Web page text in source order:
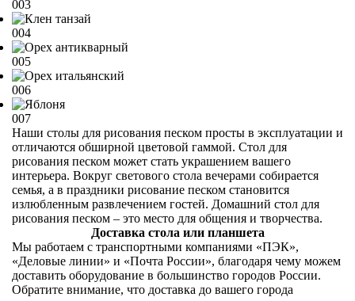
003
004
005
006
007
Наши столы для рисования песком просты в эксплуатации и
отличаются обширной цветовой гаммой. Стол для
рисования песком может стать украшением вашего
интерьера. Вокруг светового стола вечерами собирается
семья, а в праздники рисование песком становится
излюбленным развлечением гостей. Домашний стол для
рисования песком – это место для общения и творчества.
Доставка стола или планшета
Мы работаем с транспортными компаниями «ПЭК»,
«Деловые линии» и «Почта России», благодаря чему можем
доставить оборудование в большинство городов России.
Обратите внимание, что доставка до вашего города